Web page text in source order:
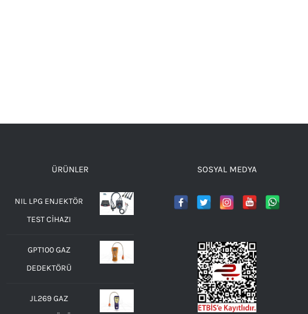
ÜRÜNLER
NIL LPG ENJEKTÖR
TEST CİHAZI
GPT100 GAZ
DEDEKTÖRÜ
JL269 GAZ
SOSYAL MEDYA